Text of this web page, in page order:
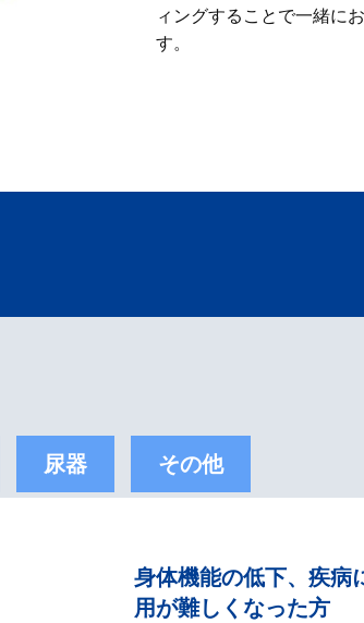
ィングすることで一緒に
す。
尿器 その他
身体機能の低下、疾病
用が難しくなった方